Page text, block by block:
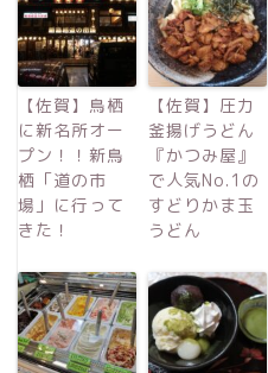
【佐賀】鳥栖
に新名所オー
プン！！新鳥
栖「道の市
場」に行って
きた！
【佐賀】圧力
釜揚げうどん
『かつみ屋』
で人気No.1の
すどりかま玉
うどん